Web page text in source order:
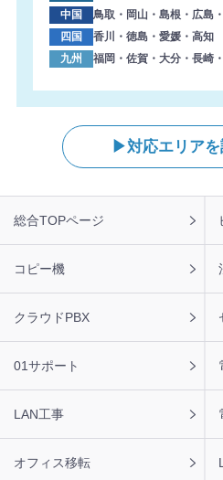
2026年8月6日 12:21
【栃木県】複合機 KYOCERA
した。ありがとうございます。
2026年8月6日 11:47
【福岡県】コピー機 RICOH 導
した。ありがとうございます。
2026年8月6日 11:43
きました。ありがとうございま
2026年8月6日 11:05
【福島県】複合機 Canon 導入
た。ありがとうございます。
中国
鳥取・岡山・島根・広島
四国
香川・徳島・愛媛・高知
九州
福岡・佐賀・大分・長崎
対応エリア
ッ
タ
総合TOPページ
コピー機
クラウドPBX
01サポート
LAN工事
オフィス移転